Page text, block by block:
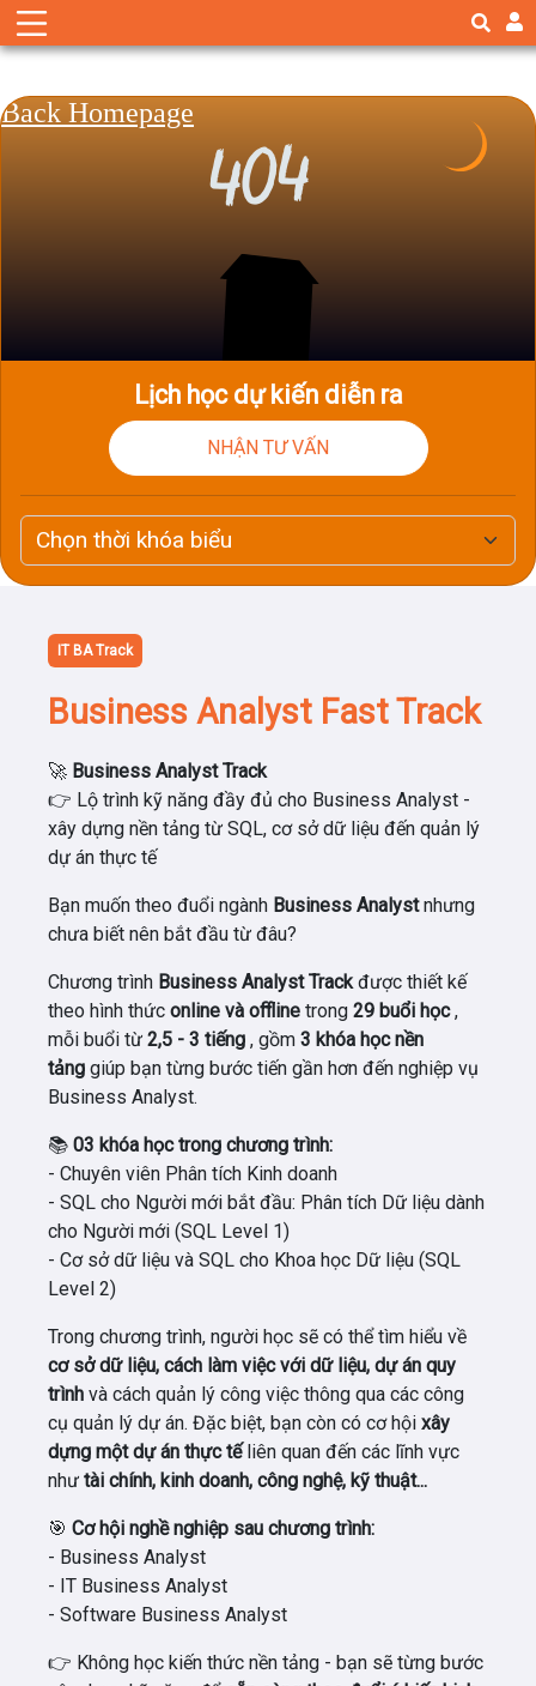
Lịch học dự kiến diễn ra
NHẬN TƯ VẤN
IT BA Track
Business Analyst Fast Track
🚀 Business Analyst Track
👉 Lộ trình kỹ năng đầy đủ cho Business Analyst -
xây dựng nền tảng từ SQL, cơ sở dữ liệu đến quản lý
dự án thực tế
Bạn muốn theo đuổi ngành Business Analystnhưng
chưa biết nên bắt đầu từ đâu?
Chương trình Business Analyst Trackđược thiết kế
theo hình thức online và offline trong 29 buổi học,
mỗi buổi từ 2,5 - 3 tiếng , gồm 3 khóa học nền
tảng giúp bạn từng bước tiến gần hơn đến nghiệp vụ
Business Analyst.
📚 03 khóa học trong chương trình:
- Chuyên viên Phân tích Kinh doanh
- SQL cho Người mới bắt đầu: Phân tích Dữ liệu dành
cho Người mới (SQL Level 1)
- Cơ sở dữ liệu và SQL cho Khoa học Dữ liệu (SQL
Level 2)
Trong chương trình, người học sẽ có thể tìm hiểu về
cơ sở dữ liệu, cách làm việc với dữ liệu, dự án quy
trình và cách quản lý công việc thông qua các công
cụ quản lý dự án. Đặc biệt, bạn còn có cơ hội xây
dựng một dự án thực tếliên quan đến các lĩnh vực
như tài chính, kinh doanh, công nghệ, kỹ thuật...
🎯 Cơ hội nghề nghiệp sau chương trình:
- Business Analyst
- IT Business Analyst
- Software Business Analyst
👉 Không học kiến ​​thức nền tảng - bạn sẽ từng bước